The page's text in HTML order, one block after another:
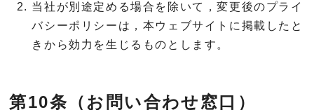
当社が別途定める場合を除いて，変更後のプライ
バシーポリシーは，本ウェブサイトに掲載したと
きから効力を生じるものとします。
第10条（お問い合わせ窓口）